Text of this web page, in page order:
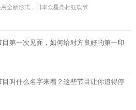
全新形式，日本众星亮相狂欢节
目第一次见面，如何给对方良好的第一印
目叫什么名字来着？这些节目让你追得停